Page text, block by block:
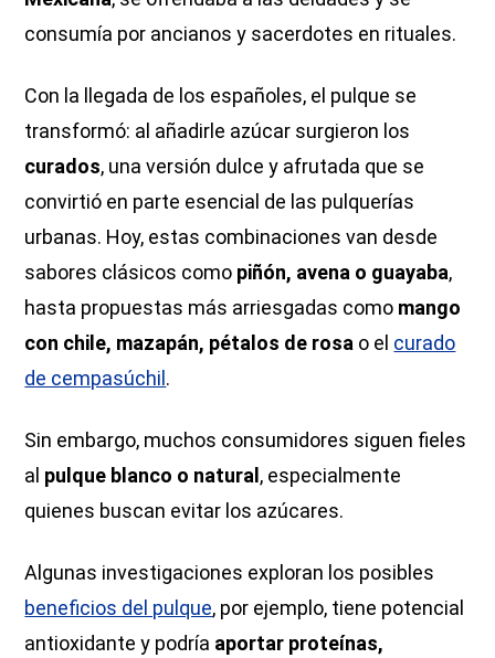
consumía por ancianos y sacerdotes en rituales.
Con la llegada de los españoles, el pulque se
transformó: al añadirle azúcar surgieron los
curados, una versión dulce y afrutada que se
convirtió en parte esencial de las pulquerías
urbanas. Hoy, estas combinaciones van desde
sabores clásicos como piñón, avena o guayaba,
hasta propuestas más arriesgadas como mango
con chile, mazapán, pétalos de rosa o el curado
de cempasúchil .
Sin embargo, muchos consumidores siguen fieles
al pulque blanco o natural , especialmente
quienes buscan evitar los azúcares.
Algunas investigaciones exploran los posibles
beneficios del pulque, por ejemplo, tiene potencial
antioxidante y podría aportar proteínas,